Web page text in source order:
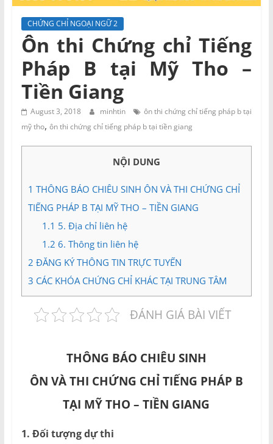
và
Tư
vấn
Miền
Nam
CHỨNG CHỈ NGOẠI NGỮ 2
Ôn thi Chứng chỉ Tiếng
Pháp B tại Mỹ Tho –
Tiền Giang
August 3, 2018 minhtin
ôn thi chứng chỉ tiếng pháp b tại
mỹ tho, ôn thi chứng chỉ tiếng pháp b tại tiền giang
NỘI DUNG
1 THÔNG BÁO CHIÊU SINH ÔN VÀ THI CHỨNG CHỈ
TIẾNG PHÁP B TẠI MỸ THO – TIỀN GIANG
1.1 5. Địa chỉ liên hệ
1.2 6. Thông tin liên hệ
2 ĐĂNG KÝ THÔNG TIN TRỰC TUYẾN
3 CÁC KHÓA CHỨNG CHỈ KHÁC TẠI TRUNG TÂM
ĐÁNH GIÁ BÀI VIẾT
THÔNG BÁO CHIÊU SINH
ÔN VÀ THI CHỨNG CHỈ TIẾNG PHÁP B
TẠI MỸ THO – TIỀN GIANG
1. Đối tượng dự thi